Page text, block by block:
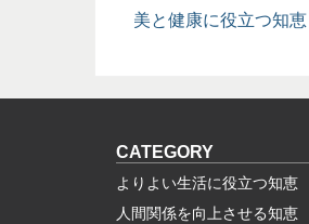
美と健康に役立つ知恵
CATEGORY
よりよい生活に役立つ知恵
人間関係を向上させる知恵